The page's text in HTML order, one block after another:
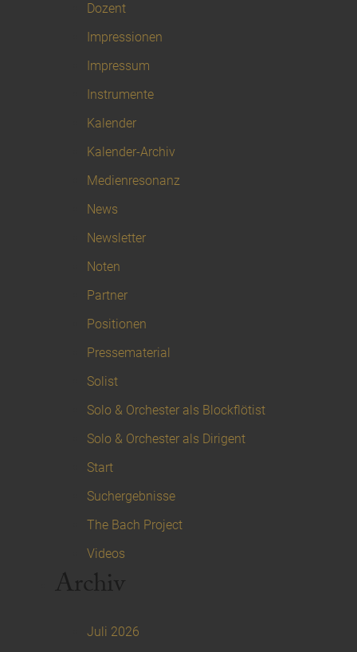
Dozent
Impressionen
Impressum
Instrumente
Kalender
Kalender-Archiv
Medienresonanz
News
Newsletter
Noten
Partner
Positionen
Pressematerial
Solist
Solo & Orchester als Blockflötist
Solo & Orchester als Dirigent
Start
Suchergebnisse
The Bach Project
Videos
Archiv
Juli 2026